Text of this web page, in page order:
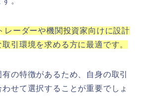
レーダーや機関投資家向けに設計
引環境を求める方に最適です。
の特徴があるため、自身の取引
せて選択することが重要でしょ